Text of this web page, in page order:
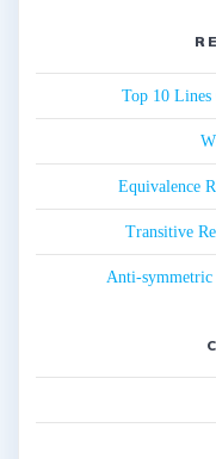
Top 10 Lines
Equivalence
Transitive
Anti-symmetric